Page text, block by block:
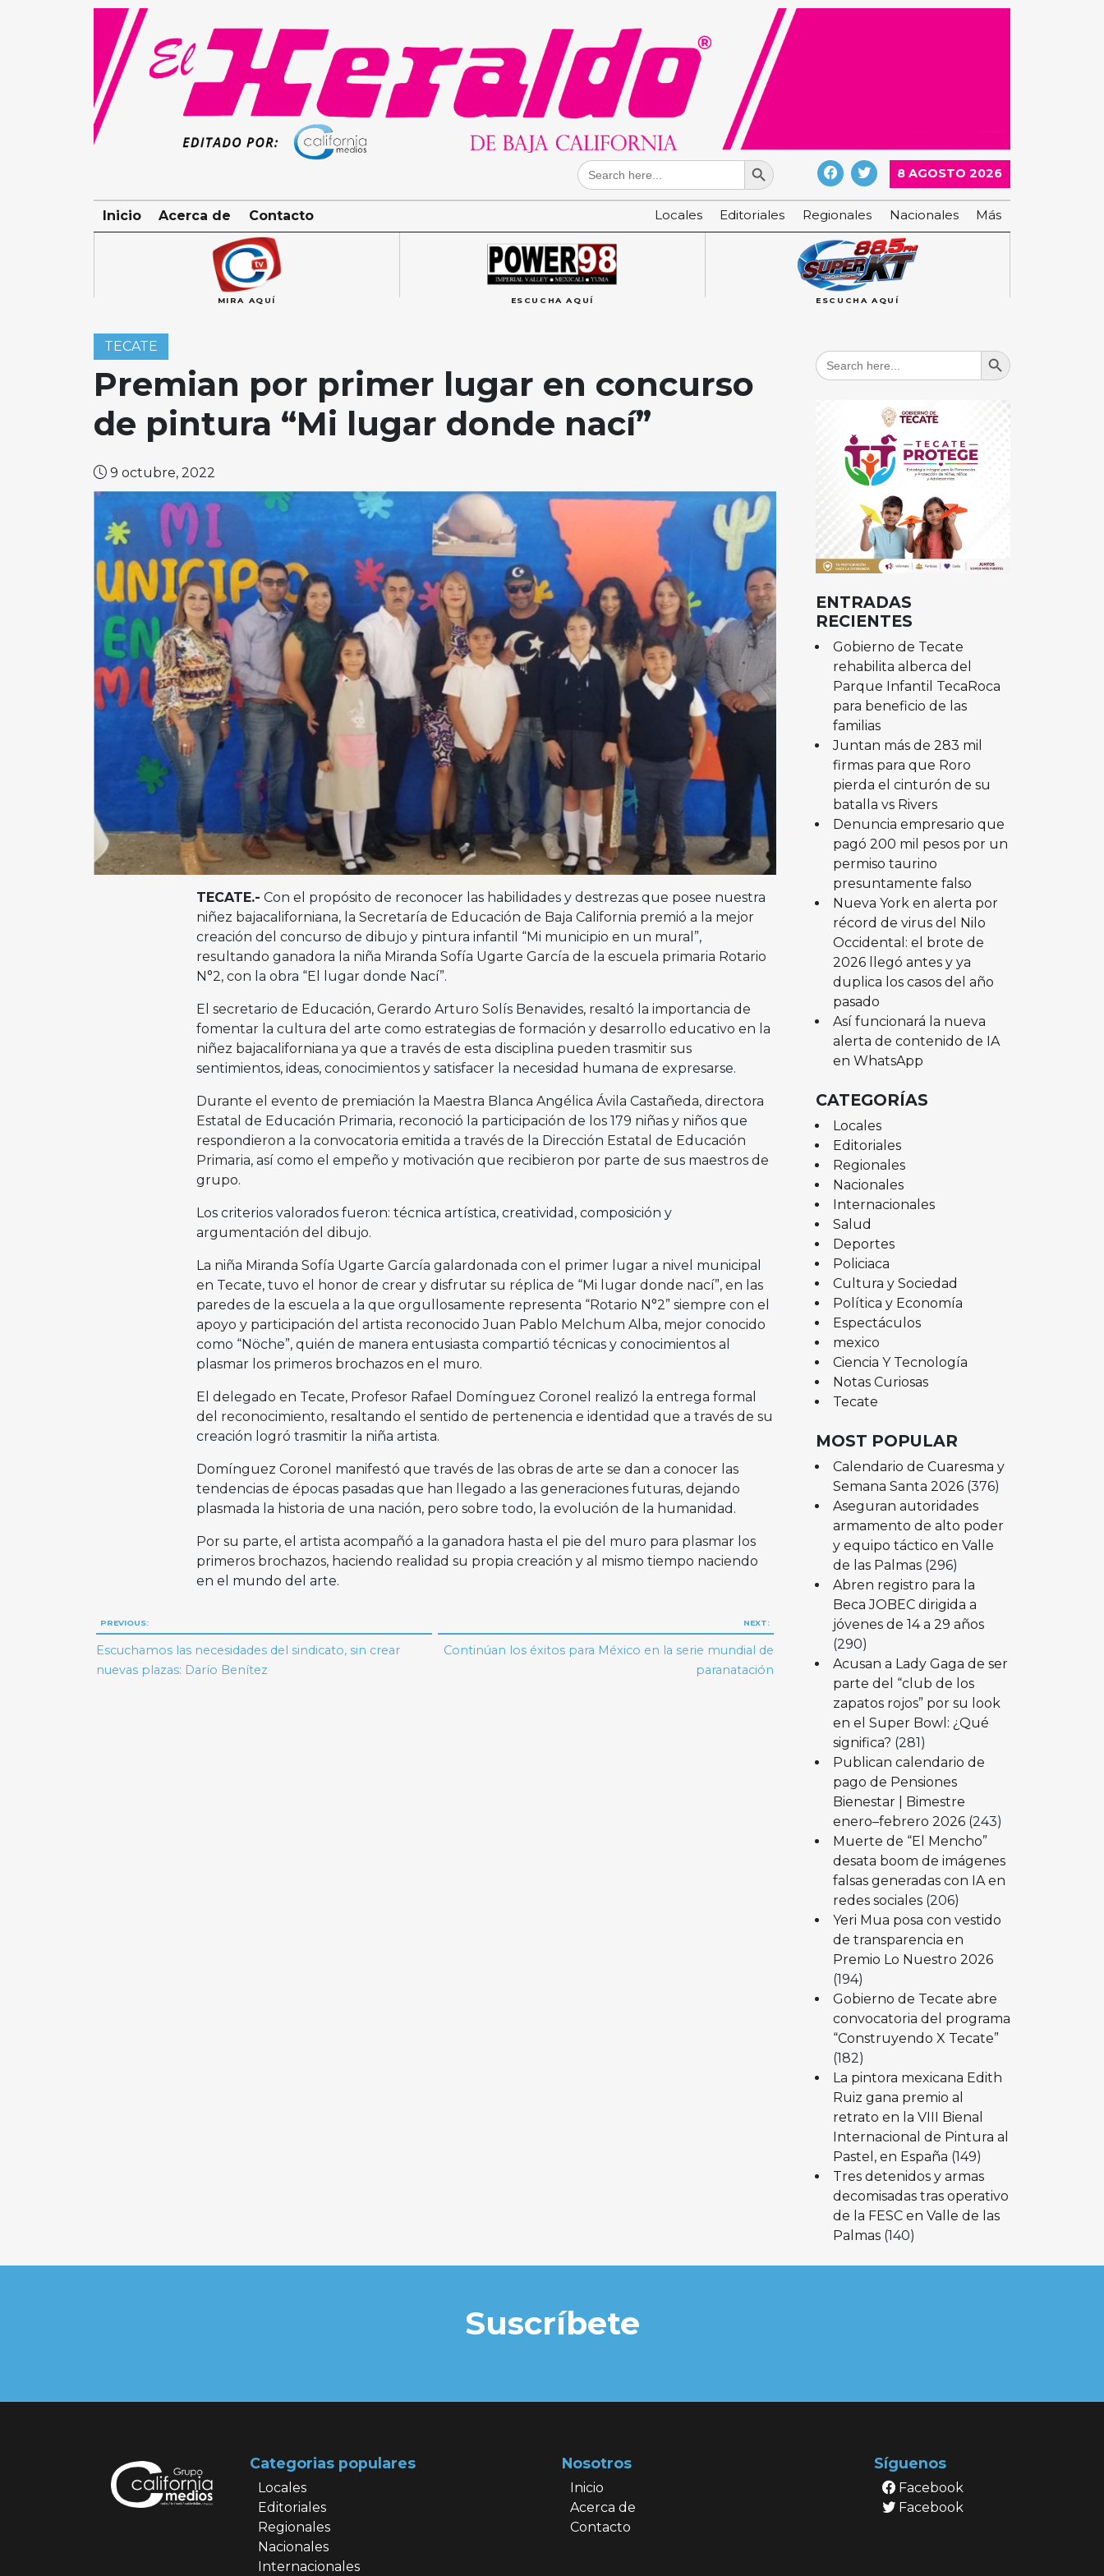
Search
for:
Search Button
8 AGOSTO 2026
Locales Editoriales Regionales Nacionales Más
Inicio Acerca de Contacto
MIRA AQUÍ ESCUCHA AQUÍ ESCUCHA AQUÍ
TECATE
Premian por primer lugar en concurso
de pintura “Mi lugar donde nací”
9 octubre, 2022
TECATE.- Con el propósito de reconocer las habilidades y destrezas que posee nuestra
niñez bajacaliforniana, la Secretaría de Educación de Baja California premió a la mejor
creación del concurso de dibujo y pintura infantil “Mi municipio en un mural”,
resultando ganadora la niña Miranda Sofía Ugarte García de la escuela primaria Rotario
N°2, con la obra “El lugar donde Nací”.
El secretario de Educación, Gerardo Arturo Solís Benavides, resaltó la importancia de
fomentar la cultura del arte como estrategias de formación y desarrollo educativo en la
niñez bajacaliforniana ya que a través de esta disciplina pueden trasmitir sus
sentimientos, ideas, conocimientos y satisfacer la necesidad humana de expresarse.
Durante el evento de premiación la Maestra Blanca Angélica Ávila Castañeda, directora
Estatal de Educación Primaria, reconoció la participación de los 179 niñas y niños que
respondieron a la convocatoria emitida a través de la Dirección Estatal de Educación
Primaria, así como el empeño y motivación que recibieron por parte de sus maestros de
grupo.
Los criterios valorados fueron: técnica artística, creatividad, composición y
argumentación del dibujo.
La niña Miranda Sofía Ugarte García galardonada con el primer lugar a nivel municipal
en Tecate, tuvo el honor de crear y disfrutar su réplica de “Mi lugar donde nací”, en las
paredes de la escuela a la que orgullosamente representa “Rotario N°2” siempre con el
apoyo y participación del artista reconocido Juan Pablo Melchum Alba, mejor conocido
como “Nöche”, quién de manera entusiasta compartió técnicas y conocimientos al
plasmar los primeros brochazos en el muro.
El delegado en Tecate, Profesor Rafael Domínguez Coronel realizó la entrega formal
del reconocimiento, resaltando el sentido de pertenencia e identidad que a través de su
creación logró trasmitir la niña artista.
Domínguez Coronel manifestó que través de las obras de arte se dan a conocer las
tendencias de épocas pasadas que han llegado a las generaciones futuras, dejando
plasmada la historia de una nación, pero sobre todo, la evolución de la humanidad.
Por su parte, el artista acompañó a la ganadora hasta el pie del muro para plasmar los
primeros brochazos, haciendo realidad su propia creación y al mismo tiempo naciendo
en el mundo del arte.
Navegación
de
PREVIOUS:
Escuchamos las necesidades del sindicato, sin crear
nuevas plazas: Darío Benítez
NEXT:
Continúan los éxitos para México en la serie mundial de
paranatación
Search
for:
Search Button
ENTRADAS
RECIENTES
Gobierno de Tecate
rehabilita alberca del
Parque Infantil TecaRoca
para beneficio de las
familias
Juntan más de 283 mil
firmas para que Roro
pierda el cinturón de su
batalla vs Rivers
Denuncia empresario que
pagó 200 mil pesos por un
permiso taurino
presuntamente falso
Nueva York en alerta por
récord de virus del Nilo
Occidental: el brote de
2026 llegó antes y ya
duplica los casos del año
pasado
Así funcionará la nueva
alerta de contenido de IA
en WhatsApp
CATEGORÍAS
Locales
Editoriales
Regionales
Nacionales
Internacionales
Salud
Deportes
Policiaca
Cultura y Sociedad
Política y Economía
Espectáculos
mexico
Ciencia Y Tecnología
Notas Curiosas
Tecate
MOST POPULAR
Calendario de Cuaresma y
Semana Santa 2026 (376)
Aseguran autoridades
armamento de alto poder
y equipo táctico en Valle
de las Palmas (296)
Abren registro para la
Beca JOBEC dirigida a
jóvenes de 14 a 29 años
(290)
Acusan a Lady Gaga de ser
parte del “club de los
zapatos rojos” por su look
en el Super Bowl: ¿Qué
significa? (281)
Publican calendario de
pago de Pensiones
Bienestar | Bimestre
enero–febrero 2026 (243)
Muerte de “El Mencho”
desata boom de imágenes
falsas generadas con IA en
redes sociales (206)
Yeri Mua posa con vestido
de transparencia en
Premio Lo Nuestro 2026
(194)
Gobierno de Tecate abre
convocatoria del programa
“Construyendo X Tecate”
(182)
La pintora mexicana Edith
Ruiz gana premio al
retrato en la VIII Bienal
Internacional de Pintura al
Pastel, en España (149)
Tres detenidos y armas
decomisadas tras operativo
de la FESC en Valle de las
Palmas (140)
Suscríbete
Categorias populares
Locales
Editoriales
Regionales
Nacionales
Internacionales
Nosotros
Inicio
Acerca de
Contacto
Síguenos
Facebook
Facebook